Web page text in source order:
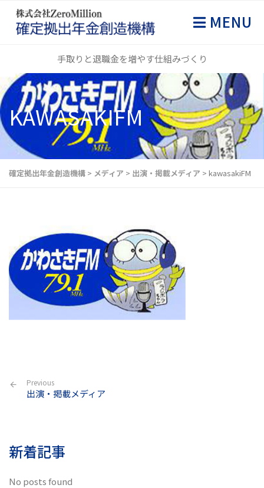
MENU
手取りと退職金を増やす仕組みづくり
KAWASAKIFM
確定拠出年金創造機構 > メディア > 出演・掲載メディア > kawasakiFM
Previous
出演・掲載メディア
新着記事
No posts found